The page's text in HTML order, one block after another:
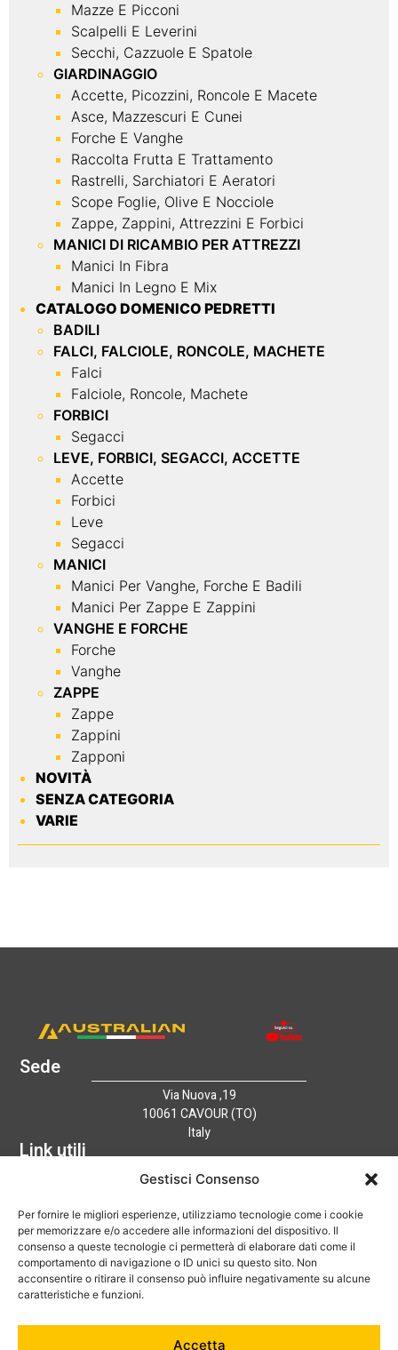
Gestisci Consenso
Per fornire le migliori esperienze, utilizziamo tecnologie come i cookie
per memorizzare e/o accedere alle informazioni del dispositivo. Il
consenso a queste tecnologie ci permetterà di elaborare dati come il
comportamento di navigazione o ID unici su questo sito. Non
acconsentire o ritirare il consenso può influire negativamente su alcune
caratteristiche e funzioni.
Accetta
Mazze E Picconi
Scalpelli E Leverini
Secchi, Cazzuole E Spatole
GIARDINAGGIO
Accette, Picozzini, Roncole E Macete
Asce, Mazzescuri E Cunei
Forche E Vanghe
Raccolta Frutta E Trattamento
Rastrelli, Sarchiatori E Aeratori
Scope Foglie, Olive E Nocciole
Zappe, Zappini, Attrezzini E Forbici
MANICI DI RICAMBIO PER ATTREZZI
Manici In Fibra
Manici In Legno E Mix
CATALOGO DOMENICO PEDRETTI
BADILI
FALCI, FALCIOLE, RONCOLE, MACHETE
Falci
Falciole, Roncole, Machete
FORBICI
Segacci
LEVE, FORBICI, SEGACCI, ACCETTE
Accette
Forbici
Leve
Segacci
MANICI
Manici Per Vanghe, Forche E Badili
Manici Per Zappe E Zappini
VANGHE E FORCHE
Forche
Vanghe
ZAPPE
Zappe
Zappini
Zapponi
NOVITÀ
SENZA CATEGORIA
VARIE
Sede
Via Nuova ,19
10061 CAVOUR (TO)
Italy
Link utili
Home
Catalogo
Tecnologia
News
Contatti
Hai bisogno di aiuto?
+39 0121 600752